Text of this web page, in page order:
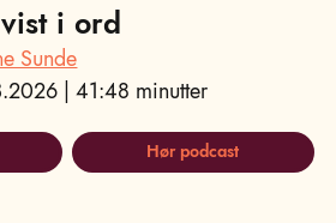
i ord
Sunde
| 41:48 minutter
Hør podcast